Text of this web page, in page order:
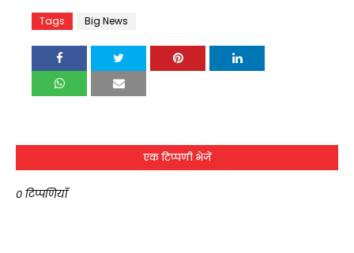
Tags Big News
एक टिप्पणी भेजें
0 टिप्पणियाँ